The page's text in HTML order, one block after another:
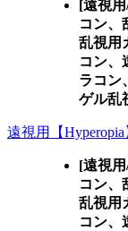
[遠視
コン、
乱視用
コン、
ラコン
ゲル乱
遠視用【Hyperopia
[遠視
コン、
乱視用
コン、